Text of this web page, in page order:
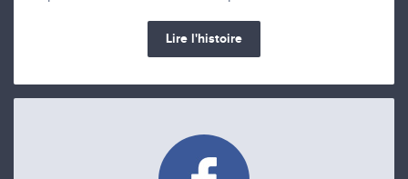
Lire l'histoire